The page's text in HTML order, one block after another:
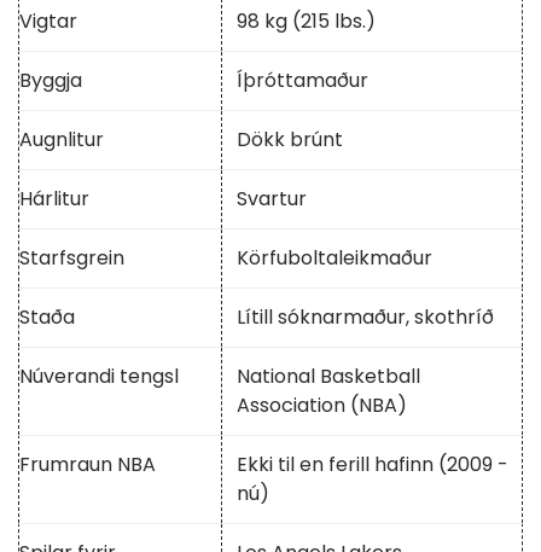
Vigtar 98 kg (215 lbs.)
Byggja Íþróttamaður
Augnlitur Dökk brúnt
Hárlitur Svartur
Starfsgrein Körfuboltaleikmaður
Staða Lítill sóknarmaður, skothríð
Núverandi tengsl
National Basketball
Association (NBA)
Frumraun NBA
Ekki til en ferill hafinn (2009 -
nú)